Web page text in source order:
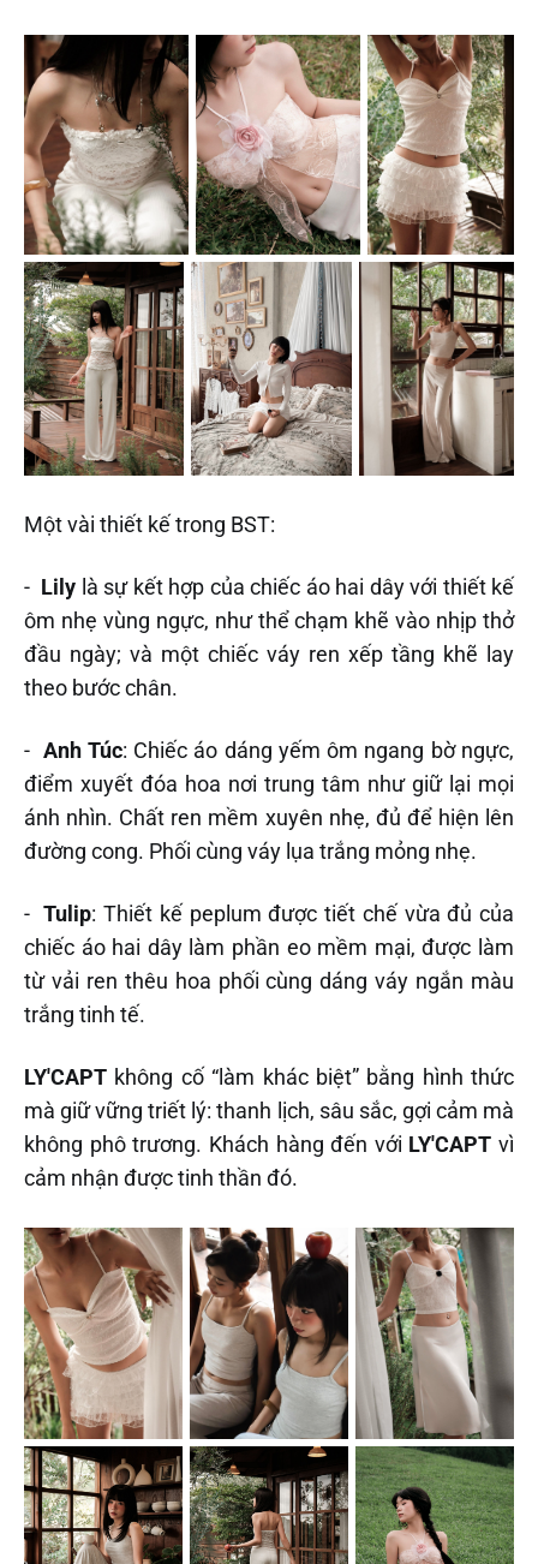
Một vài thiết kế trong BST:
- Lily là sự kết hợp của chiếc áo hai dây với thiết kế
ôm nhẹ vùng ngực, như thể chạm khẽ vào nhịp thở
đầu ngày; và một chiếc váy ren xếp tầng khẽ lay
theo bước chân.
- Anh Túc: Chiếc áo dáng yếm ôm ngang bờ ngực,
điểm xuyết đóa hoa nơi trung tâm như giữ lại mọi
ánh nhìn. Chất ren mềm xuyên nhẹ, đủ để hiện lên
đường cong. Phối cùng váy lụa trắng mỏng nhẹ.
-Tulip: Thiết kế peplum được tiết chế vừa đủ của
chiếc áo hai dây làm phần eo mềm mại, được làm
từ vải ren thêu hoa phối cùng dáng váy ngắn màu
trắng tinh tế.
LY'CAPT không cố “làm khác biệt” bằng hình thức
mà giữ vững triết lý: thanh lịch, sâu sắc, gợi cảm mà
không phô trương. Khách hàng đến với LY'CAPT vì
cảm nhận được tinh thần đó.